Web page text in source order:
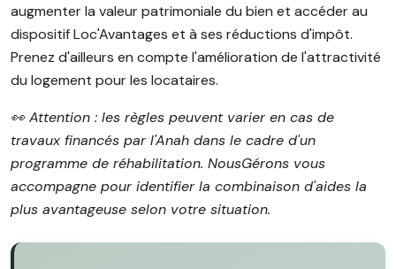
augmenter la valeur patrimoniale du bien et accéder au
dispositif Loc'Avantages et à ses réductions d'impôt.
Prenez d'ailleurs en compte l'amélioration de l'attractivité
du logement pour les locataires.
👀 Attention : les règles peuvent varier en cas de
travaux financés par l'Anah dans le cadre d'un
programme de réhabilitation. NousGérons vous
accompagne pour identifier la combinaison d'aides la
plus avantageuse selon votre situation.